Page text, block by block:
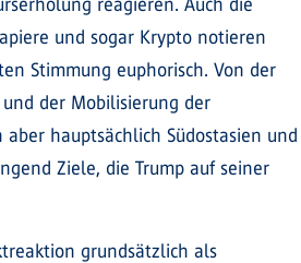
und sogar Krypto notieren
Stimmung euphorisch. Von der
der Mobilisierung der
hauptsächlich Südostasien und
Ziele, die Trump auf seiner
grundsätzlich als